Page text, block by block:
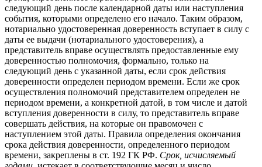
следующий день после календарной даты или наступления
события, которыми определено его начало. Таким образом,
нотариально удостоверенная доверенность вступает в силу с
даты ее выдачи (нотариального удостоверения), а
представитель вправе осуществлять предоставленные ему
доверенностью полномочия, формально, только на
следующий день с указанной даты, если срок действия
доверенности определен периодом времени. Если же срок
осуществления полномочий представителем определен не
периодом времени, а конкретной датой, в том числе и датой
вступления доверенности в силу, то представитель вправе
совершать действия, на которые он правомочен с
наступлением этой даты. Правила определения окончания
срока действия доверенности, определенного периодом
времени, закреплены в ст. 192 ГК РФ. Срок, исчисляемый